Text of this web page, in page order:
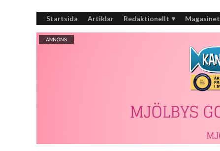
Startsida Artiklar Redaktionellt Magasinet